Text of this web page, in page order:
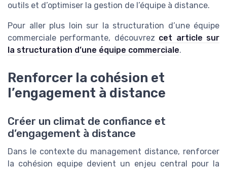
outils et d’optimiser la gestion de l’équipe à distance.
Pour aller plus loin sur la structuration d’une équipe
commerciale performante, découvrez cet article sur
la structuration d’une équipe commerciale.
Renforcer la cohésion et
l’engagement à distance
Créer un climat de confiance et
d’engagement à distance
Dans le contexte du management distance, renforcer
la cohésion equipe devient un enjeu central pour la